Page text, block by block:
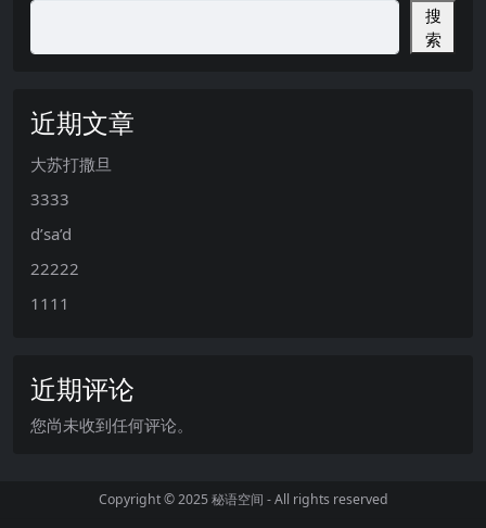
搜
索
近期文章
大苏打撒旦
3333
d’sa’d
22222
1111
近期评论
您尚未收到任何评论。
Copyright © 2025秘语空间 - All rights reserved